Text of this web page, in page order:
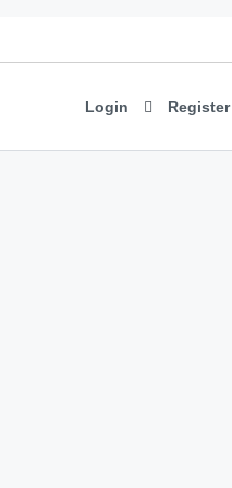
Login Register